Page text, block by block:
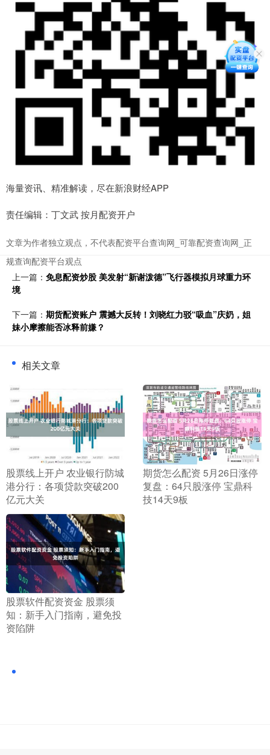
海量资讯、精准解读，尽在新浪财经APP
责任编辑：丁文武 按月配资开户
文章为作者独立观点，不代表配资平台查询网_可靠配资查询网_正
规查询配资平台观点
上一篇： 免息配资炒股 美发射“新谢泼德”飞行器模拟月球重力环
境
下一篇： 期货配资账户 震撼大反转！刘晓红力驳“吸血”庆奶，姐
妹小摩擦能否冰释前嫌？
相关文章
​股票线上开户 农业银行防城
港分行：各项贷款突破200
亿元大关
​期货怎么配资 5月26日涨停
复盘：64只股涨停 宝鼎科
技14天9板
​股票软件配资资金 股票须
知：新手入门指南，避免投
资陷阱